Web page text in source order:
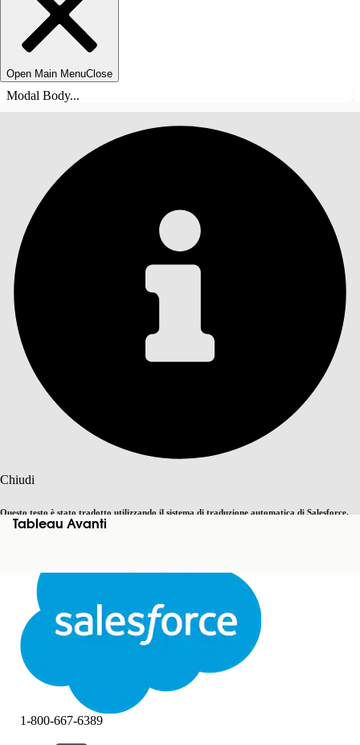
Open Main MenuClose
Modal Body...
Chiudi
Questo testo è stato tradotto utilizzando il sistema di traduzione automatica di Salesforce.
Ulteriori dettagli sono disponibili
Chiudi Chiudi
Tableau Avanti
SOMMARIO
1-800-667-6389